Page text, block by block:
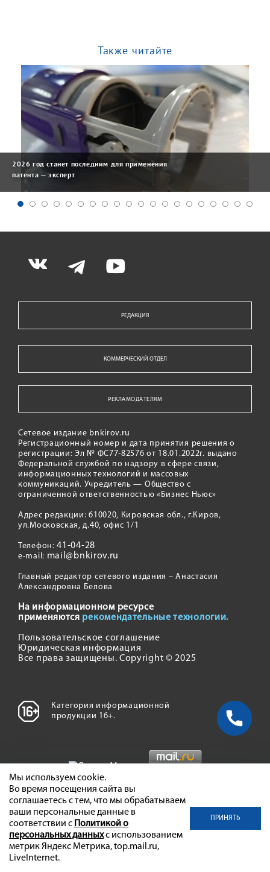
Также читайте
2026 год станет последним для применения
патента — эксперт
РЕДАКЦИЯ
КОММЕРЧЕСКИЙ ОТДЕЛ
РЕКЛАМОДАТЕЛЯМ
Сетевое издание bnkirov.ru
Регистрационный номер и дата принятия решения о
регистрации: Эл № ФС77-82576 от 18.01.2022г. выдано
Федеральной службой по надзору в сфере связи,
информационных технологий и массовых
коммуникаций. Учредитель — Общество с
ограниченной ответственностью «Бизнес Ньюс»
Адрес редакции: 610020, Кировская обл., г.Киров,
ул.Московская, д.40, офис 1/1
Телефон:41-04-28
e-mail: mail@bnkirov.ru
Главный редактор сетевого издания – Анастасия
Александровна Белова
На информационном ресурсе
применяются рекомендательные технологии.
Пользовательское соглашение
Юридическая информация
Все права защищены. Copyright © 2025
Категория информационной
продукции 16+.
Мы используем cookie.
Во время посещения сайта вы
соглашаетесь с тем, что мы обрабатываем
ваши персональные данные в
соответствии с Политикой о
персональных данныхс использованием
метрик Яндекс Метрика, top.mail.ru,
LiveInternet.
ПРИНЯТЬ